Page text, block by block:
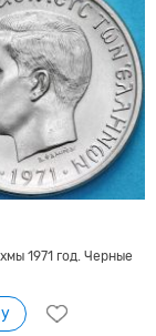
1971 год. Черные